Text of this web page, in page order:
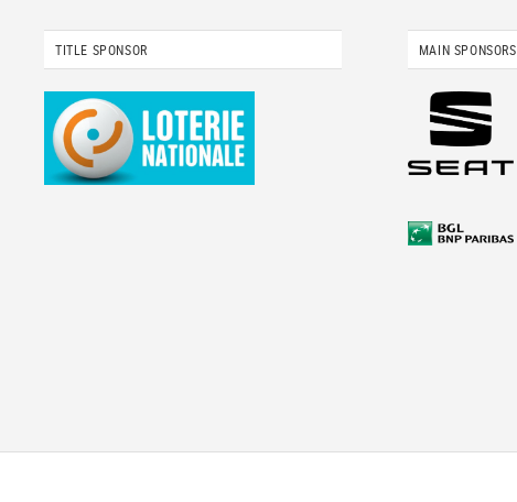
TITLE SPONSOR MAIN SPONSORS